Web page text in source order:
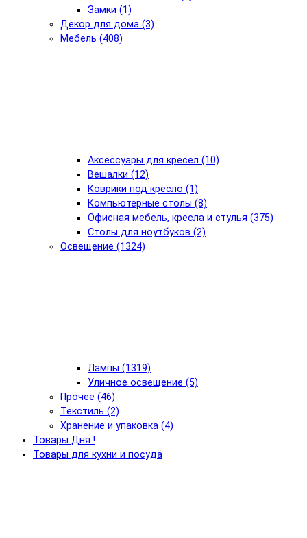
Замки (1)
Декор для дома (3)
Мебель (408)
Аксессуары для кресел (10)
Вешалки (12)
Коврики под кресло (1)
Компьютерные столы (8)
Офисная мебель, кресла и стулья (375)
Столы для ноутбуков (2)
Освещение (1324)
Лампы (1319)
Уличное освещение (5)
Прочее (46)
Текстиль (2)
Хранение и упаковка (4)
Товары Дня !
Товары для кухни и посуда